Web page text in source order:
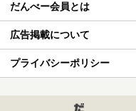
だんべー会員とは
広告掲載について
プライバシーポリシー